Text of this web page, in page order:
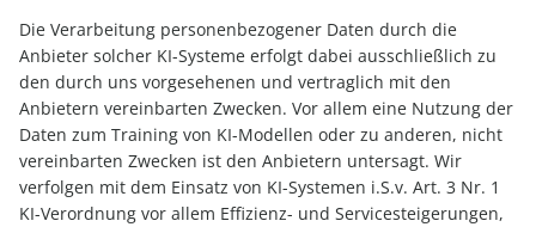
Die Verarbeitung personenbezogener Daten durch die
Anbieter solcher KI-Systeme erfolgt dabei ausschließlich zu
den durch uns vorgesehenen und vertraglich mit den
Anbietern vereinbarten Zwecken. Vor allem eine Nutzung der
Daten zum Training von KI-Modellen oder zu anderen, nicht
vereinbarten Zwecken ist den Anbietern untersagt. Wir
verfolgen mit dem Einsatz von KI-Systemen i.S.v. Art. 3 Nr. 1
KI-Verordnung vor allem Effizienz- und Servicesteigerungen,